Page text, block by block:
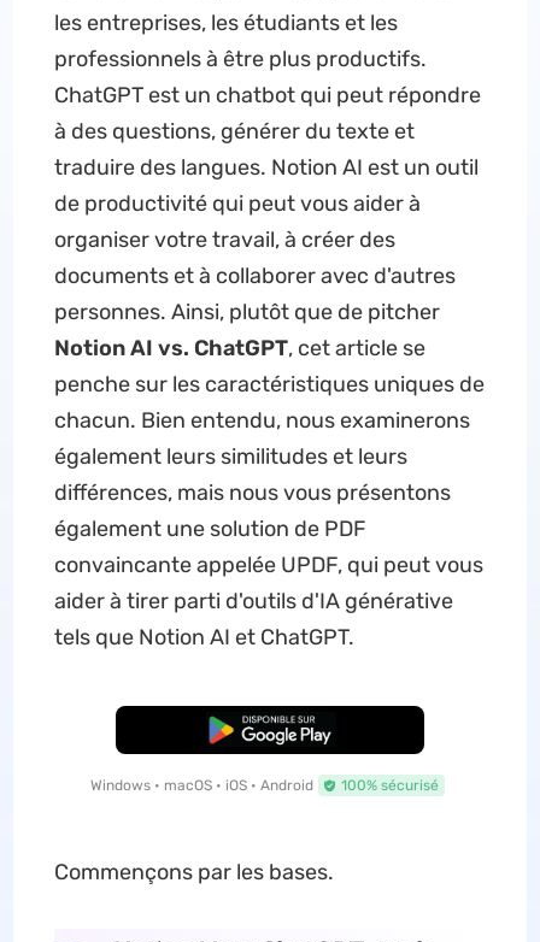
les entreprises, les étudiants et les
professionnels à être plus productifs.
ChatGPT est un chatbot qui peut répondre
à des questions, générer du texte et
traduire des langues. Notion AI est un outil
de productivité qui peut vous aider à
organiser votre travail, à créer des
documents et à collaborer avec d'autres
personnes. Ainsi, plutôt que de pitcher
Notion AI vs. ChatGPT, cet article se
penche sur les caractéristiques uniques de
chacun. Bien entendu, nous examinerons
également leurs similitudes et leurs
différences, mais nous vous présentons
également une solution de PDF
convaincante appelée UPDF, qui peut vous
aider à tirer parti d'outils d'IA générative
tels que Notion AI et ChatGPT.
TÉLÉCHARGER
Windows • macOS • iOS • Android 100% sécurisé
Commençons par les bases.